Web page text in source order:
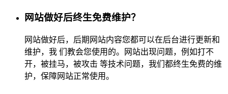
网站做好后终生免费维护？
网站做好后，后期网站内容您都可以在后台进行更新和
维护，我 们教会您使用的。网站出现问题，例如打不
开，被挂马，被攻击 等技术问题，我们都终生免费的维
护，保障网站正常使用。